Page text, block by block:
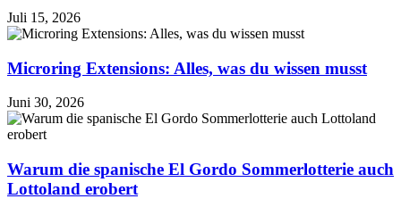
Juli 15, 2026
Microring Extensions: Alles, was du wissen musst
Juni 30, 2026
Warum die spanische El Gordo Sommerlotterie auch
Lottoland erobert